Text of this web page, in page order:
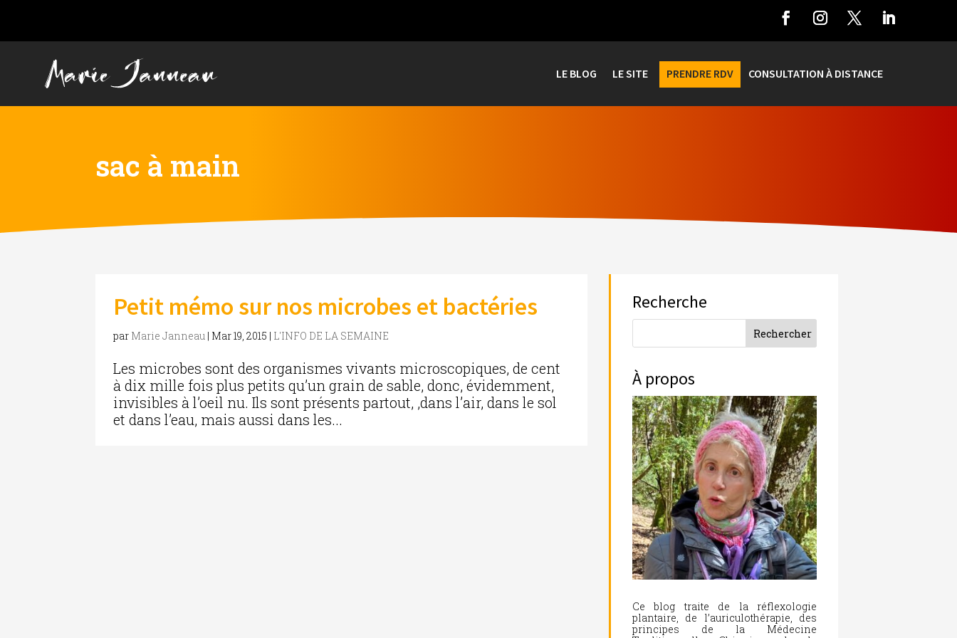
LE BLOG LE SITE PRENDRE RDV CONSULTATION À DISTANCE
sac à main
Petit mémo sur nos microbes et bactéries
par Marie Janneau | Mar 19, 2015 | L'INFO DE LA SEMAINE
Les microbes sont des organismes vivants microscopiques, de cent
à dix mille fois plus petits qu’un grain de sable, donc, évidemment,
invisibles à l’oeil nu. Ils sont présents partout, ,dans l’air, dans le sol
et dans l’eau, mais aussi dans les...
Recherche
À propos
Ce blog traite de la réflexologie
plantaire, de l’auriculothérapie, des
principes de la Médecine